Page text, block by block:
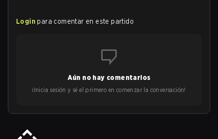
Login para comentar en este partido
Aún no hay comentarios
¡Inicia sesión y sé el primero en comenzar la conversación!